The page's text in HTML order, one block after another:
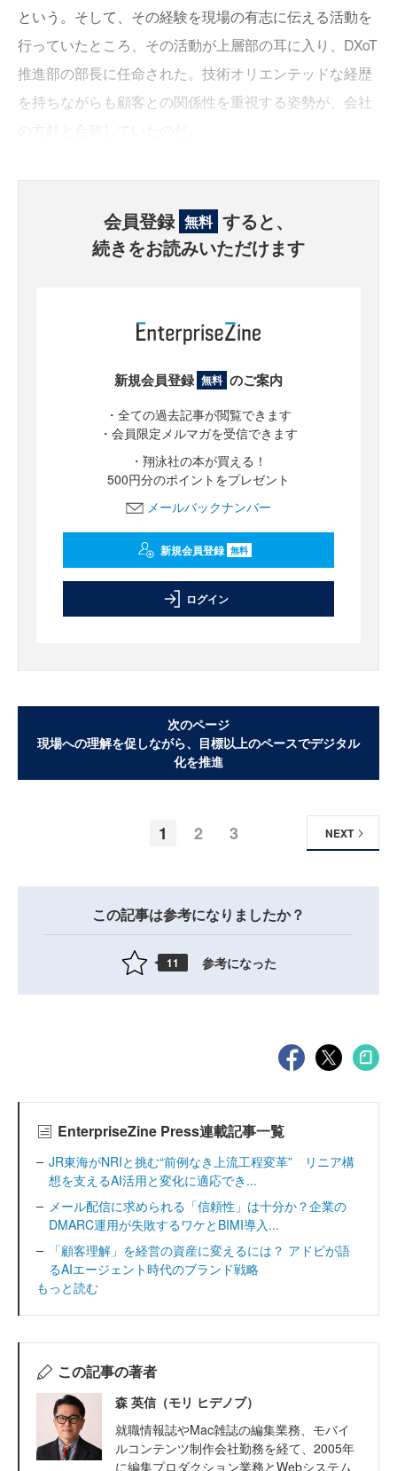
という。そして、その経験を現場の有志に伝える活動を
行っていたところ、その活動が上層部の耳に入り、DXoT
推進部の部長に任命された。技術オリエンテッドな経歴
を持ちながらも顧客との関係性を重視する姿勢が、会社
会員登録 無料 すると、
続きをお読みいただけます
新規会員登録 無料 のご案内
・全ての過去記事が閲覧できます
・会員限定メルマガを受信できます
・翔泳社の本が買える！
500円分のポイントをプレゼント
メールバックナンバー
新規会員登録 無料
ログイン
次のページ
現場への理解を促しながら、目標以上のペースでデジタル
化を推進
1 2 3 NEXT
この記事は参考になりましたか？
11 参考になった
EnterpriseZine Press連載記事一覧
JR東海がNRIと挑む“前例なき上流工程変革” リニア構
想を支えるAI活用と変化に適応でき...
メール配信に求められる「信頼性」は十分か？企業の
DMARC運用が失敗するワケとBIMI導入...
「顧客理解」を経営の資産に変えるには？ アドビが語
るAIエージェント時代のブランド戦略
もっと読む
この記事の著者
森 英信（モリ ヒデノブ）
就職情報誌やMac雑誌の編集業務、モバイ
ルコンテンツ制作会社勤務を経て、2005年
に編集プロダクション業務とWebシステム